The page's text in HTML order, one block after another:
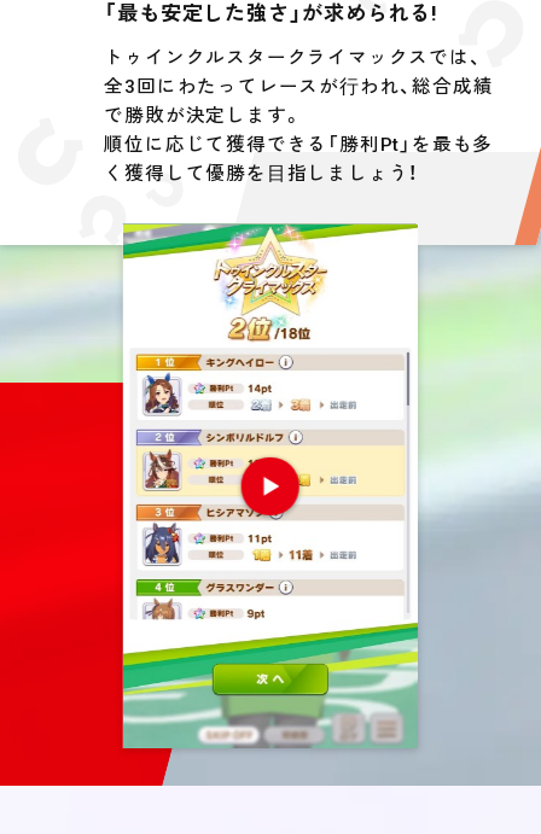
「最も安定した強さ」が求められる!
トゥインクルスタークライマックスでは、
全3回にわたってレースが⾏われ、総合成績
で勝敗が決定します。
順位に応じて獲得できる「勝利Pt」を最も多
く獲得して優勝を⽬指しましょう！